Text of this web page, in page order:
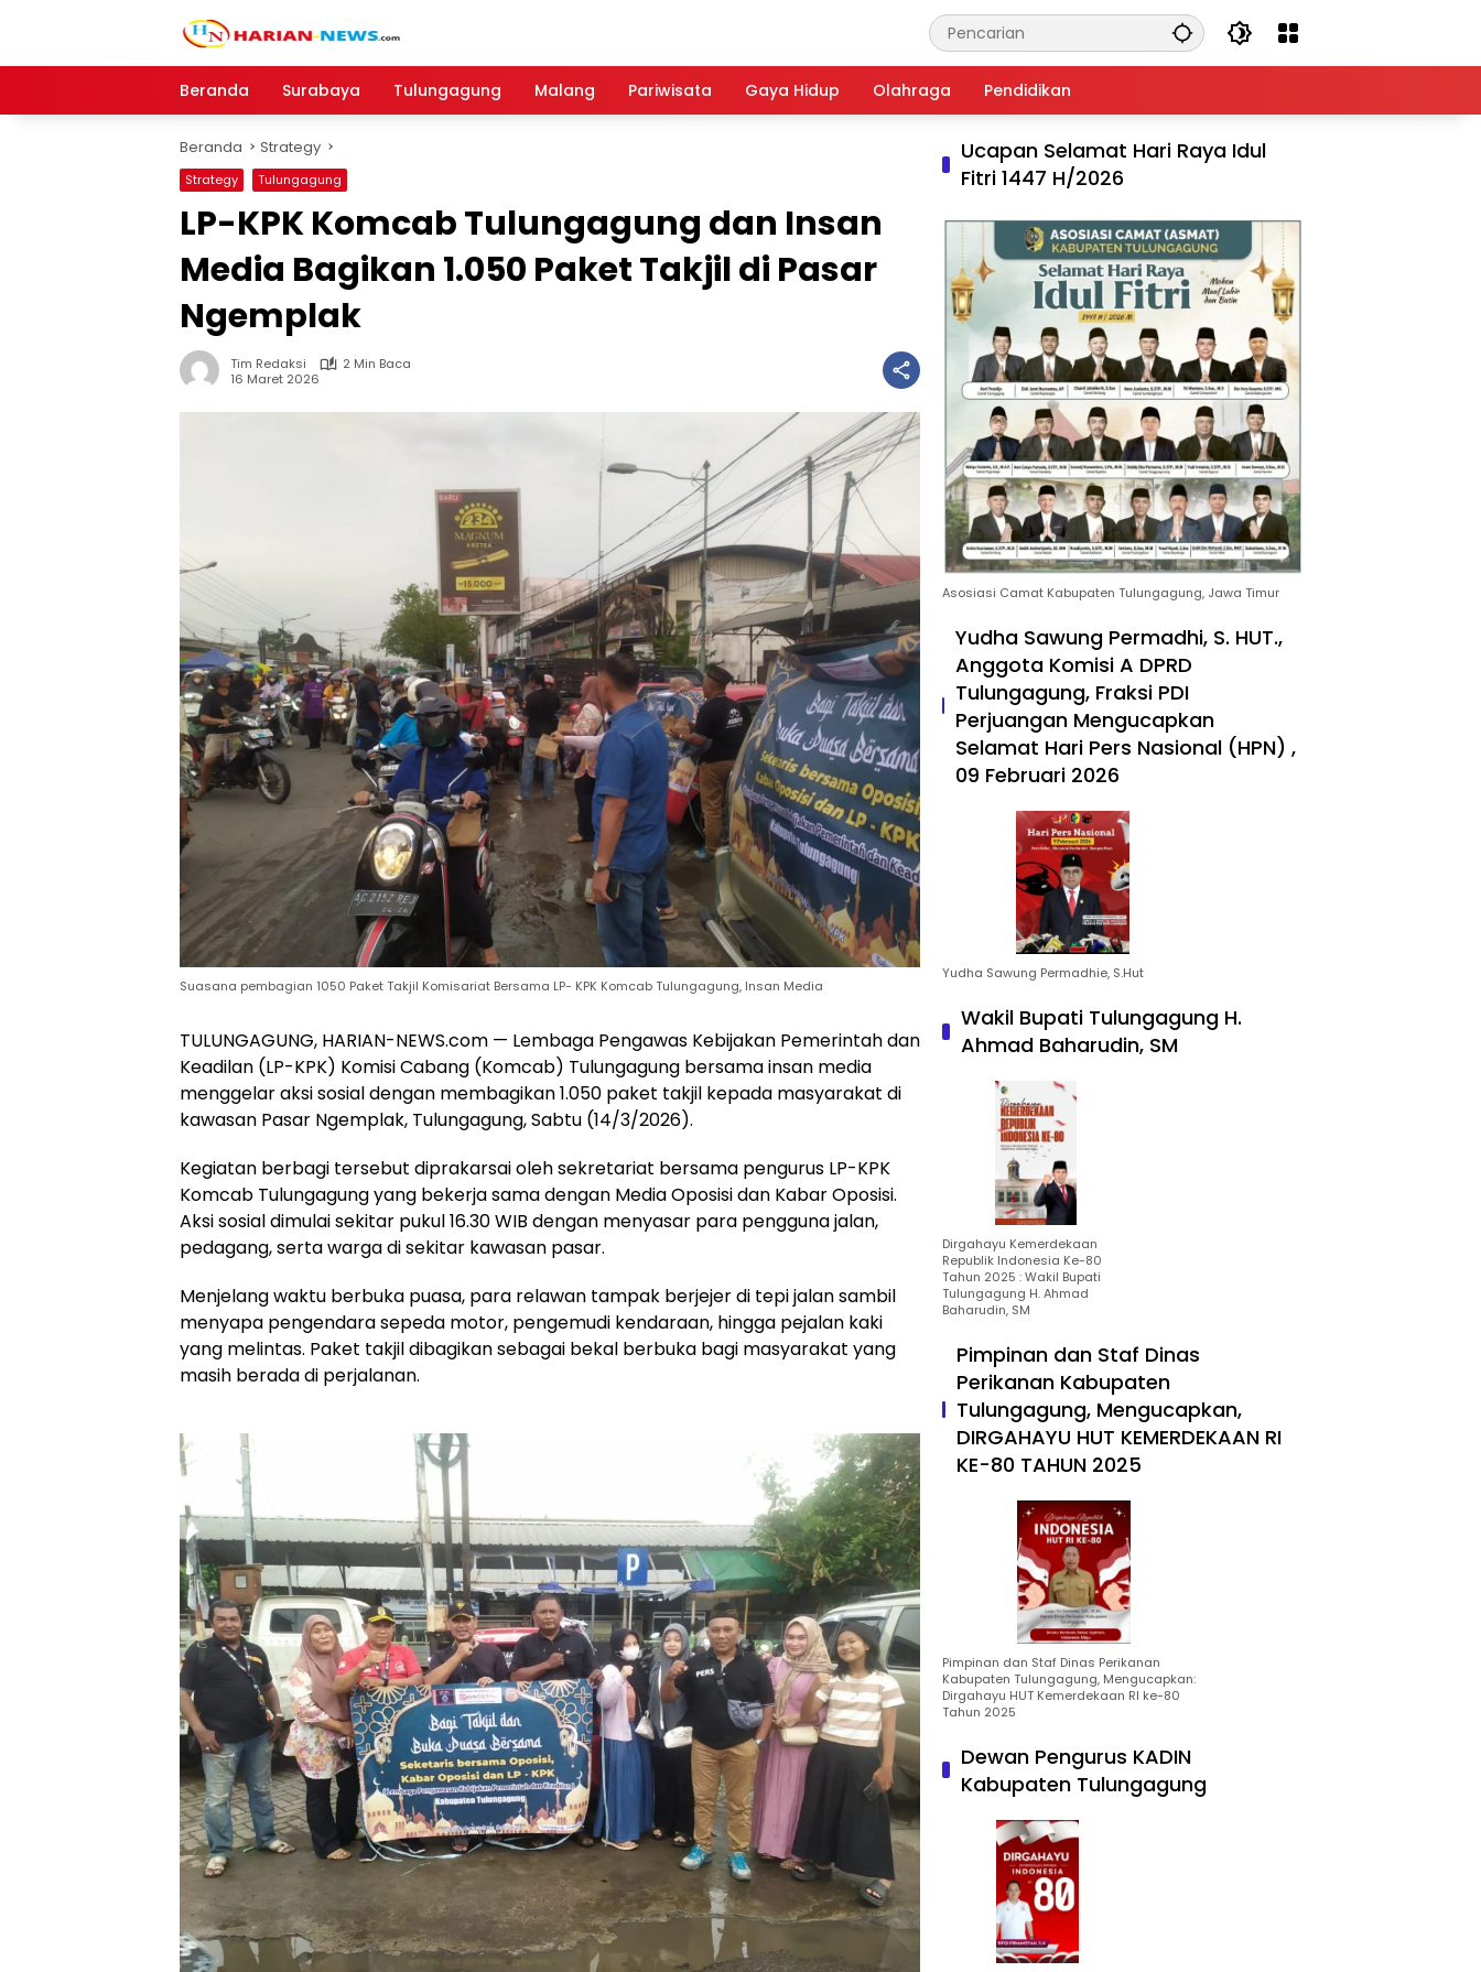
Beranda
Surabaya Tulungagung Malang Pariwisata Gaya Hidup Olahraga Pendidikan
Beranda Strategy
Strategy Tulungagung
LP-KPK Komcab Tulungagung dan Insan
Media Bagikan 1.050 Paket Takjil di Pasar
Ngemplak
Tim Redaksi
2 Min Baca
16 Maret 2026
Suasana pembagian 1050 Paket Takjil Komisariat Bersama LP- KPK Komcab Tulungagung, Insan Media
TULUNGAGUNG, HARIAN-NEWS.com — Lembaga Pengawas Kebijakan Pemerintah dan
Keadilan (LP-KPK) Komisi Cabang (Komcab) Tulungagung bersama insan media
menggelar aksi sosial dengan membagikan 1.050 paket takjil kepada masyarakat di
kawasan Pasar Ngemplak, Tulungagung, Sabtu (14/3/2026).
Kegiatan berbagi tersebut diprakarsai oleh sekretariat bersama pengurus LP-KPK
Komcab Tulungagung yang bekerja sama dengan Media Oposisi dan Kabar Oposisi.
Aksi sosial dimulai sekitar pukul 16.30 WIB dengan menyasar para pengguna jalan,
pedagang, serta warga di sekitar kawasan pasar.
Menjelang waktu berbuka puasa, para relawan tampak berjejer di tepi jalan sambil
menyapa pengendara sepeda motor, pengemudi kendaraan, hingga pejalan kaki
yang melintas. Paket takjil dibagikan sebagai bekal berbuka bagi masyarakat yang
masih berada di perjalanan.
Ucapan Selamat Hari Raya Idul
Fitri 1447 H/2026
Asosiasi Camat Kabupaten Tulungagung, Jawa Timur
Yudha Sawung Permadhi, S. HUT.,
Anggota Komisi A DPRD
Tulungagung, Fraksi PDI
Perjuangan Mengucapkan
Selamat Hari Pers Nasional (HPN) ,
09 Februari 2026
Yudha Sawung Permadhie, S.Hut
Wakil Bupati Tulungagung H.
Ahmad Baharudin, SM
Dirgahayu Kemerdekaan
Republik Indonesia Ke-80
Tahun 2025 : Wakil Bupati
Tulungagung H. Ahmad
Baharudin, SM
Pimpinan dan Staf Dinas
Perikanan Kabupaten
Tulungagung, Mengucapkan,
DIRGAHAYU HUT KEMERDEKAAN RI
KE-80 TAHUN 2025
Pimpinan dan Staf Dinas Perikanan
Kabupaten Tulungagung, Mengucapkan:
Dirgahayu HUT Kemerdekaan RI ke-80
Tahun 2025
Dewan Pengurus KADIN
Kabupaten Tulungagung